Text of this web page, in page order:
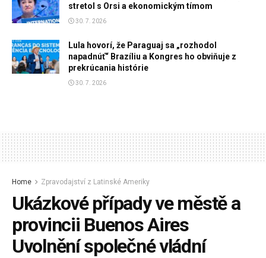
stretol s Orsi a ekonomickým tímom
30. 7. 2026
Lula hovorí, že Paraguaj sa „rozhodol
napadnúť“ Brazíliu a Kongres ho obviňuje z
prekrúcania histórie
30. 7. 2026
Home Zpravodajství z Latinské Ameriky
Ukázkové případy ve městě a
provincii Buenos Aires
Uvolnění společné vládní